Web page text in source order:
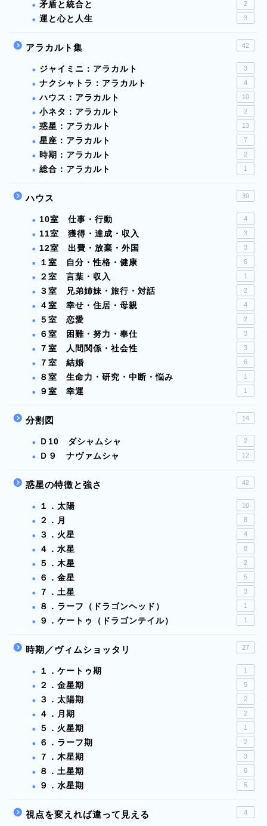
矛盾と統合と 2
運と心と人生 3
アラカルト集 42
ジャイミニ：アラカルト 3
ナクシャトラ：アラカルト 4
ハウス：アラカルト 10
小ネタ：アラカルト 2
惑星：アラカルト 13
星座：アラカルト 7
時期：アラカルト 2
総合：アラカルト 1
ハウス 39
10室 仕事・行動 4
11室 獲得・達成・収入 3
12室 出費・放棄・外国 3
１室 自分・性格・健康 6
２室 言葉・収入 1
３室 兄弟姉妹・旅行・対話 2
４室 幸せ・住居・母親 4
５室 恋愛 2
６室 困難・努力・奉仕 3
７室 人間関係・社会性 3
７室 結婚 6
８室 生命力・研究・中断・悩み 1
９室 幸運 1
分割図 14
Ｄ10 ダシャムシャ 2
Ｄ９ ナヴァムシャ 12
惑星の特徴と強さ 42
１．太陽 10
２．月 8
３．火星 4
４．水星 8
５．木星 2
６．金星 5
７．土星 3
８．ラーフ（ドラゴンヘッド） 1
９．ケートゥ（ドラゴンテイル） 1
時期／ヴィムショッタリ 27
１．ケートゥ期 1
２．金星期 5
３．太陽期 2
４．月期 2
５．火星期 1
６．ラーフ期 2
７．木星期 3
８．土星期 6
９．水星期 5
視点を変えれば違って見える 4